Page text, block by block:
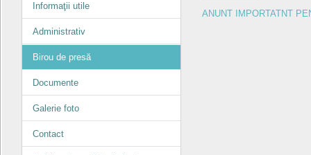
Informaţii utile
Administrativ
Birou de presă
Documente
Galerie foto
Contact
ANUNT IMPORTATNT